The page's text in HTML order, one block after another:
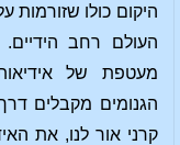
היקום כולו שזורמות
העולם רחב הידיים.
מעטפת של
הגנומים מקבלים
קרני אור לנו, את